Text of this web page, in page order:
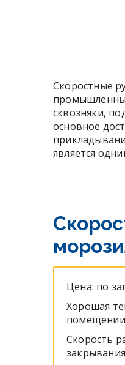
Скоростные
сквозняки,
основное
является
Цена: по
Хорошая
Скорость